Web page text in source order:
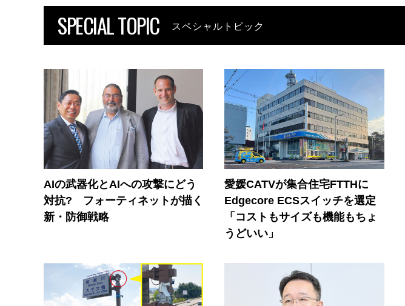
SPECIAL TOPIC スペシャルトピック
AIの武器化とAIへの攻撃にどう
対抗? フォーティネットが描く
新・防御戦略
愛媛CATVが集合住宅FTTHに
Edgecore ECSスイッチを選定
「コストもサイズも機能もちょ
うどいい」